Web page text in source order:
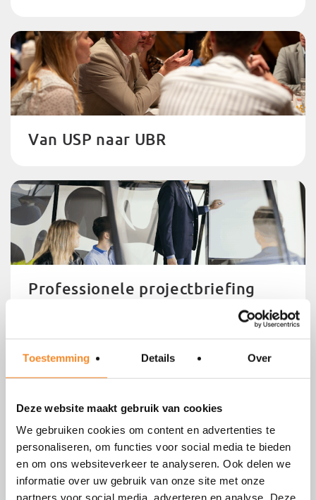
Toestemming Details Over
Deze website maakt gebruik van cookies
We gebruiken cookies om content en advertenties te
personaliseren, om functies voor social media te bieden
en om ons websiteverkeer te analyseren. Ook delen we
informatie over uw gebruik van onze site met onze
partners voor social media, adverteren en analyse. Deze
Van USP naar UBR
Professionele projectbriefing
Gedrag en voorkeursstijlen (DISC)